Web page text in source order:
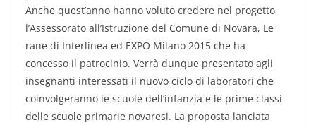
Anche quest’anno hanno voluto credere nel progetto
l’Assessorato all’Istruzione del Comune di Novara, Le
rane di Interlinea ed EXPO Milano 2015 che ha
concesso il patrocinio. Verrà dunque presentato agli
insegnanti interessati il nuovo ciclo di laboratori che
coinvolgeranno le scuole dell’infanzia e le prime classi
delle scuole primarie novaresi. La proposta lanciata